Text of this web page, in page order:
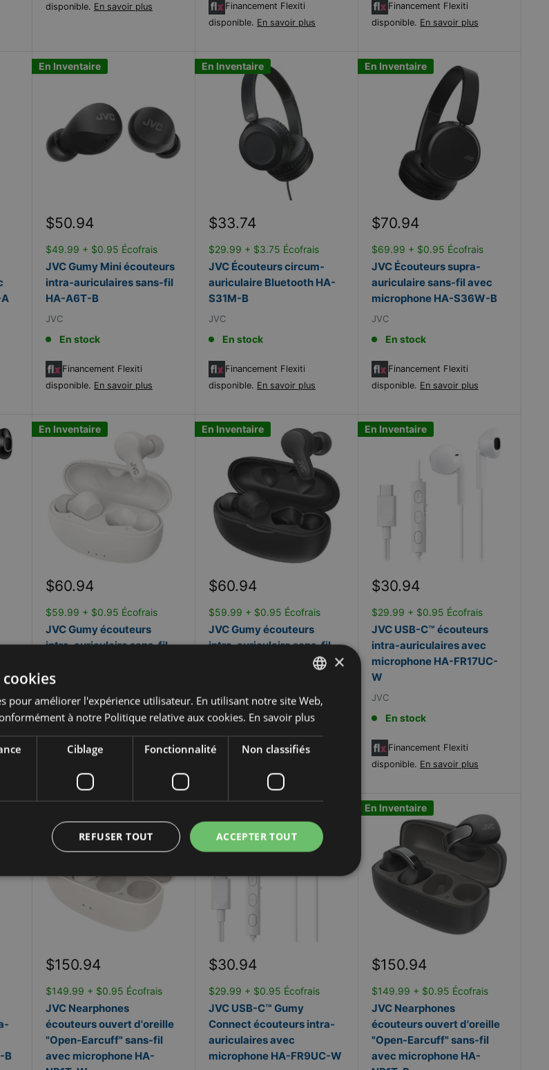
disponible. En savoir plus
Financement Flexiti
disponible. En savoir plus
Financement Flexiti
disponible. En savoir plus
En Inventaire
Prix
$50.94
$49.99 + $0.95 Écofrais
JVC Gumy Mini écouteurs
intra-auriculaires sans-fil
HA-A6T-B
JVC
En stock
Financement Flexiti
disponible. En savoir plus
En Inventaire
Prix
$33.74
$29.99 + $3.75 Écofrais
JVC Écouteurs circum-
auriculaire Bluetooth HA-
S31M-B
JVC
En stock
Financement Flexiti
disponible. En savoir plus
En Inventaire
Prix
$70.94
$69.99 + $0.95 Écofrais
JVC Écouteurs supra-
auriculaire sans-fil avec
microphone HA-S36W-B
JVC
En stock
Financement Flexiti
disponible. En savoir plus
En Inventaire
Prix
$60.94
$59.99 + $0.95 Écofrais
JVC Gumy écouteurs
intra-auriculaire sans-fil
HA-A7T2-W
JVC
En stock
Financement Flexiti
En Inventaire
Prix
$60.94
$59.99 + $0.95 Écofrais
JVC Gumy écouteurs
intra-auriculaire sans-fil
véritable avec microphone
JVC
En stock
Financement Flexiti
En Inventaire
Prix
$30.94
$29.99 + $0.95 Écofrais
JVC USB-C™ écouteurs
intra-auriculaires avec
microphone HA-FR17UC-
W
JVC
En stock
Financement Flexiti
disponible. En savoir plus
B
Prix
$150.94
$149.99 + $0.95 Écofrais
JVC Nearphones
écouteurs ouvert d'oreille
"Open-Earcuff" sans-fil
avec microphone HA-
Prix
$30.94
$29.99 + $0.95 Écofrais
JVC USB-C™ Gumy
Connect écouteurs intra-
auriculaires avec
microphone HA-FR9UC-W
En Inventaire
Prix
$150.94
$149.99 + $0.95 Écofrais
JVC Nearphones
écouteurs ouvert d'oreille
"Open-Earcuff" sans-fil
avec microphone HA-
FRENCH
ENGLISH
×
cookies
pour améliorer l'expérience utilisateur. En utilisant notre site Web,
à notre Politique relative aux cookies. En savoir plus
Ciblage Fonctionnalité Non classifiés
ACCEPTER TOUT
REFUSER TOUT